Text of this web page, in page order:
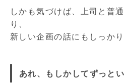
しかも気づけば、上司と普
り、
新しい企画の話にもしっか
あれ、もしかしてずっと